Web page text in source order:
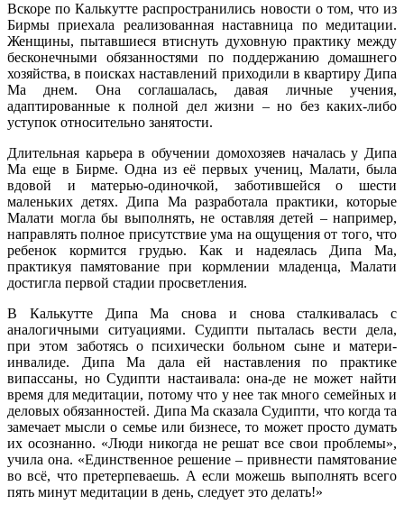
Вскоре по Калькутте распространились новости о том, что из
Бирмы приехала реализованная наставница по медитации.
Женщины, пытавшиеся втиснуть духовную практику между
бесконечными обязанностями по поддержанию домашнего
хозяйства, в поисках наставлений приходили в квартиру Дипа
Ма днем. Она соглашалась, давая личные учения,
адаптированные к полной дел жизни – но без каких-либо
уступок относительно занятости.
Длительная карьера в обучении домохозяев началась у Дипа
Ма еще в Бирме. Одна из её первых учениц, Малати, была
вдовой и матерью-одиночкой, заботившейся о шести
маленьких детях. Дипа Ма разработала практики, которые
Малати могла бы выполнять, не оставляя детей – например,
направлять полное присутствие ума на ощущения от того, что
ребенок кормится грудью. Как и надеялась Дипа Ма,
практикуя памятование при кормлении младенца, Малати
достигла первой стадии просветления.
В Калькутте Дипа Ма снова и снова сталкивалась с
аналогичными ситуациями. Судипти пыталась вести дела,
при этом заботясь о психически больном сыне и матери-
инвалиде. Дипа Ма дала ей наставления по практике
випассаны, но Судипти настаивала: она-де не может найти
время для медитации, потому что у нее так много семейных и
деловых обязанностей. Дипа Ма сказала Судипти, что когда та
замечает мысли о семье или бизнесе, то может просто думать
их осознанно. «Люди никогда не решат все свои проблемы»,
учила она. «Единственное решение – привнести памятование
во всё, что претерпеваешь. А если можешь выполнять всего
пять минут медитации в день, следует это делать!»